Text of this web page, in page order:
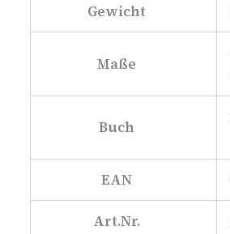
Gewicht
Maße
Buch
EAN
Art.Nr.